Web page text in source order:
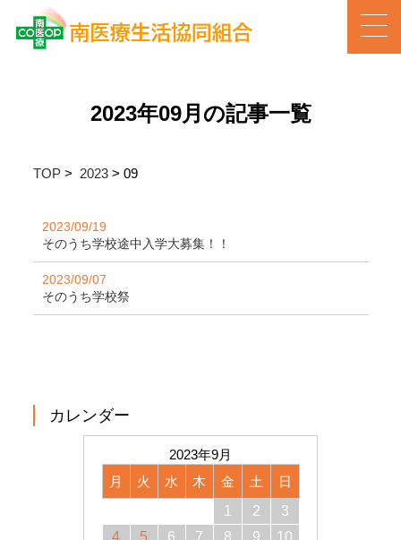
2023年09月の記事一覧
TOP> 2023 > 09
2023/09/19
そのうち学校途中入学大募集！！
2023/09/07
そのうち学校祭
カレンダー
2023年9月
月
火 水 木 金 土
日
1
2
3
4
5 6 7 8 9
10